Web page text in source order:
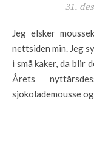
31.
Jeg elsker moussekaker! Jeg har mange varianter her på
nettsiden min. Jeg
i små kaker, da blir
Årets
sjokolademousse